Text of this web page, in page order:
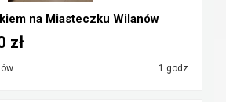
na Miasteczku Wilanów
1 godz.
zł